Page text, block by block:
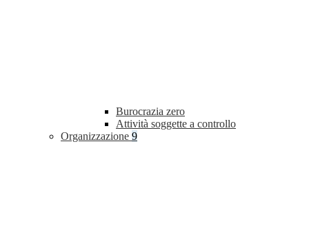
Burocrazia zero
Attività soggette a controllo
Organizzazione 9